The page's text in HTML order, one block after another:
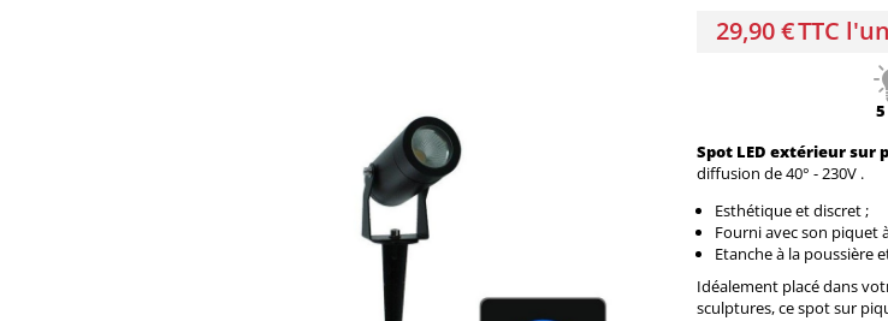
29,90 €TTC
Spot LED extérieur sur
diffusion de 40° - 230V .
Esthétique et discret ;
Fourni avec son piquet
Etanche à la poussière
Idéalement placé dans
sculptures, ce spot sur